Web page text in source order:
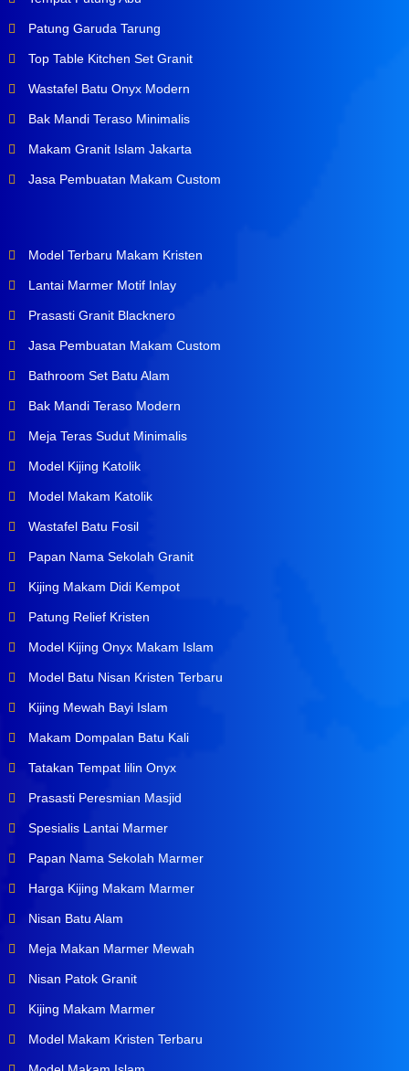
Patung Garuda Tarung
Top Table Kitchen Set Granit
Wastafel Batu Onyx Modern
Bak Mandi Teraso Minimalis
Makam Granit Islam Jakarta
Jasa Pembuatan Makam Custom
Model Terbaru Makam Kristen
Lantai Marmer Motif Inlay
Prasasti Granit Blacknero
Jasa Pembuatan Makam Custom
Bathroom Set Batu Alam
Bak Mandi Teraso Modern
Meja Teras Sudut Minimalis
Model Kijing Katolik
Model Makam Katolik
Wastafel Batu Fosil
Papan Nama Sekolah Granit
Kijing Makam Didi Kempot
Patung Relief Kristen
Model Kijing Onyx Makam Islam
Model Batu Nisan Kristen Terbaru
Kijing Mewah Bayi Islam
Makam Dompalan Batu Kali
Tatakan Tempat lilin Onyx
Prasasti Peresmian Masjid
Spesialis Lantai Marmer
Papan Nama Sekolah Marmer
Harga Kijing Makam Marmer
Nisan Batu Alam
Meja Makan Marmer Mewah
Nisan Patok Granit
Kijing Makam Marmer
Model Makam Kristen Terbaru